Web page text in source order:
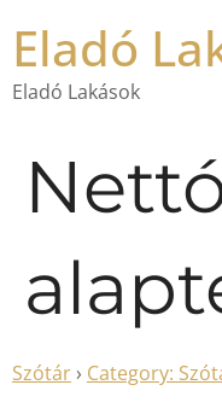
Eladó
Eladó Lakások
Szótár › Category: